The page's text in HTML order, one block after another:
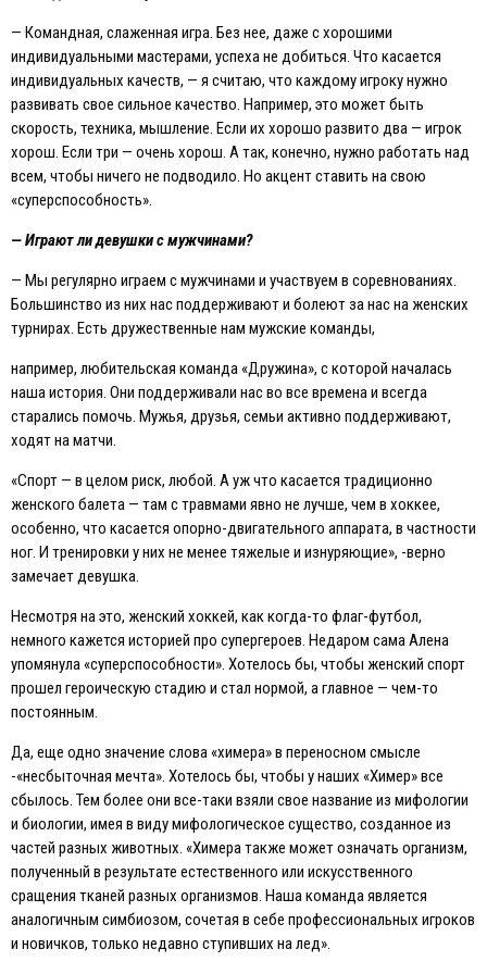
— Командная, слаженная игра. Без нее, даже с хорошими
индивидуальными мастерами, успеха не добиться. Что касается
индивидуальных качеств, — я считаю, что каждому игроку нужно
развивать свое сильное качество. Например, это может быть
скорость, техника, мышление. Eсли их хорошо развито два — игрок
хорош. Eсли три — очень хорош. А так, конечно, нужно работать над
всем, чтобы ничего не подводило. Но акцент ставить на свою
«суперспособность».
— Играют ли девушки с мужчинами?
— Мы регулярно играем с мужчинами и участвуем в соревнованиях.
Большинство из них нас поддерживают и болеют за нас на женских
турнирах. Eсть дружественные нам мужские команды,
например, любительская команда «Дружина», с которой началась
наша история. Они поддерживали нас во все времена и всегда
старались помочь. Мужья, друзья, семьи активно поддерживают,
ходят на матчи.
«Спорт — в целом риск, любой. А уж что касается традиционно
женского балета — там с травмами явно не лучше, чем в хоккее,
особенно, что касается опорно-двигательного аппарата, в частности
ног. И тренировки у них не менее тяжелые и изнуряющие», -верно
замечает девушка.
Несмотря на это, женский хоккей, как когда-то флаг-футбол,
немного кажется историей про супергероев. Недаром сама Алена
упомянула «суперспособности». Хотелось бы, чтобы женский спорт
прошел героическую стадию и стал нормой, а главное — чем-то
постоянным.
Да, еще одно значение слова «химера» в переносном смысле
-«несбыточная мечта». Хотелось бы, чтобы у наших «Химер» все
сбылось. Тем более они все-таки взяли свое название из мифологии
и биологии, имея в виду мифологическое существо, созданное из
частей разных животных. «Химера также может означать организм,
полученный в результате естественного или искусственного
сращения тканей разных организмов. Наша команда является
аналогичным симбиозом, сочетая в себе профессиональных игроков
и новичков, только недавно ступивших на лед».